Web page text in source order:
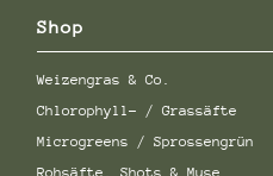
Shop
Weizengras & Co.
Chlorophyll- / Grassäfte
Microgreens / Sprossengrün
Rohsäfte, Shots & Muse